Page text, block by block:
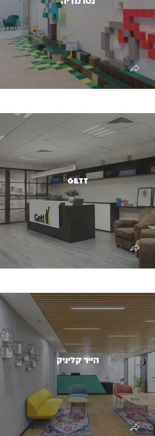
Gett
הייר קליניק